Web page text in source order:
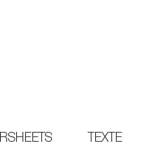
TEXTE